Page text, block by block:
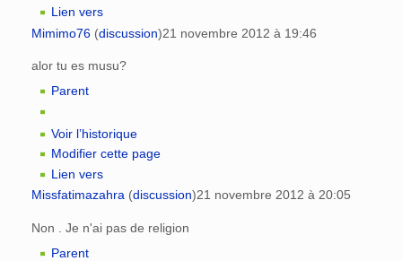
Lien vers
Mimimo76 (discussion)21 novembre 2012 à 19:46
alor tu es musu?
Parent
Voir l’historique
Modifier cette page
Lien vers
Missfatimazahra (discussion)21 novembre 2012 à 20:05
Non . Je n'ai pas de religion
Parent